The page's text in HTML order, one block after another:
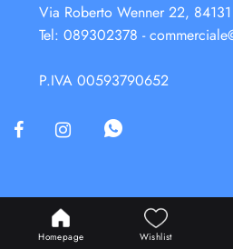
Via Roberto Wenner 22,
Tel: 089302378 -
P.IVA 00593790652
Homepage Wishlist
Powered & Designed